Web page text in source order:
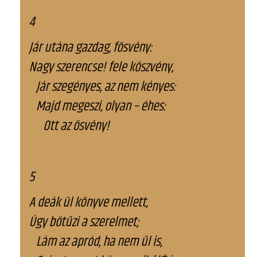
4
Jár utána gazdag, fösvény:
Nagy szerencse! fele köszvény,
Jár szegényes, az nem kényes:
Majd megeszi, olyan – éhes:
Ott az ösvény!
5
A deák ül könyve mellett,
Úgy bötűzi a szerelmet;
Lám az apród, ha nem űl is,